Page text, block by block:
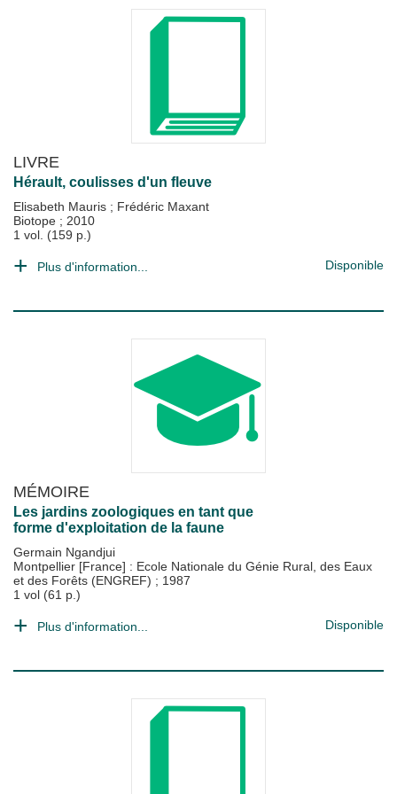
LIVRE
Hérault, coulisses d'un fleuve
Elisabeth Mauris ; Frédéric Maxant
Biotope ; 2010
1 vol. (159 p.)
Plus d'information... Disponible
MÉMOIRE
Les jardins zoologiques en tant que
forme d'exploitation de la faune
Germain Ngandjui
Montpellier [France] : Ecole Nationale du Génie Rural, des Eaux
et des Forêts (ENGREF) ; 1987
1 vol (61 p.)
Plus d'information... Disponible